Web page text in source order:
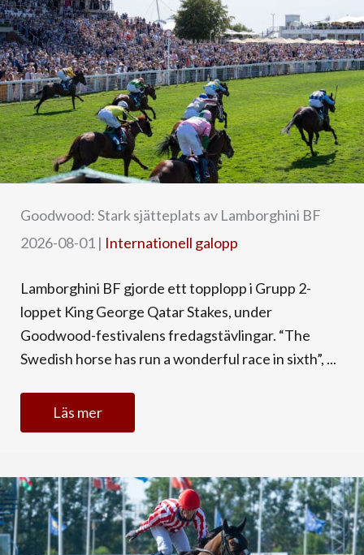
Goodwood: Stark sjätteplats av Lamborghini BF
2026-08-01 | Internationell galopp
Lamborghini BF gjorde ett topplopp i Grupp 2-
loppet King George Qatar Stakes, under
Goodwood-festivalens fredagstävlingar. “The
Swedish horse has run a wonderful race in sixth”, ...
Läs mer